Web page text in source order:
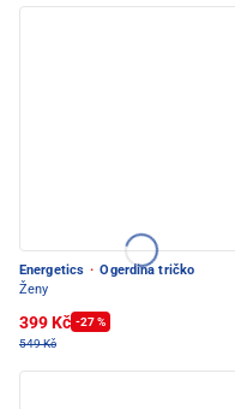
Energetics · Ogerdina tričko
Ženy
399 Kč -27 %
549 Kč